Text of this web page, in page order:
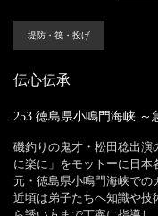
堤防・筏・投げ
伝心伝承
253 徳島県小鳴門海峡 ～
磯釣りの鬼才・松田稔出演
に楽に」をモットーに日
元・徳島県小鳴門海峡での
近頃は弟子たちへ知識や技